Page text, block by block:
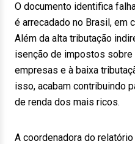
O documento identifica
é arrecadado no Brasil, em
Além da alta tributação
isenção de impostos
empresas e à baixa
isso, acabam contribuindo
de renda dos mais ricos.
A coordenadora do